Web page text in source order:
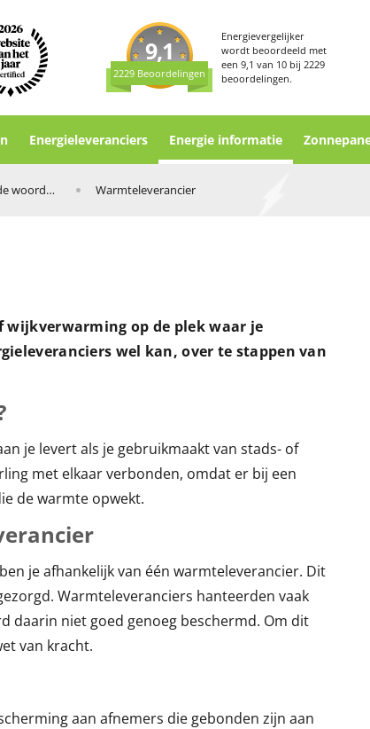
9,1
2229 Beoordelingen
Energievergelijker
wordt beoordeeld met
een9,1 van 10 bij2229
beoordelingen.
Energieleveranciers Energie informatie
Verklarende woordenlijst Warmteleverancier
wijkverwarming op de plek waar je
wel kan, over te stappen van
je levert als je gebruikmaakt van stads- of
met elkaar verbonden, omdat er bij een
de warmte opwekt.
je afhankelijk van één warmteleverancier. Dit
Warmteleveranciers hanteerden vaak
daarin niet goed genoeg beschermd. Om dit
van kracht.
aan afnemers die gebonden zijn aan